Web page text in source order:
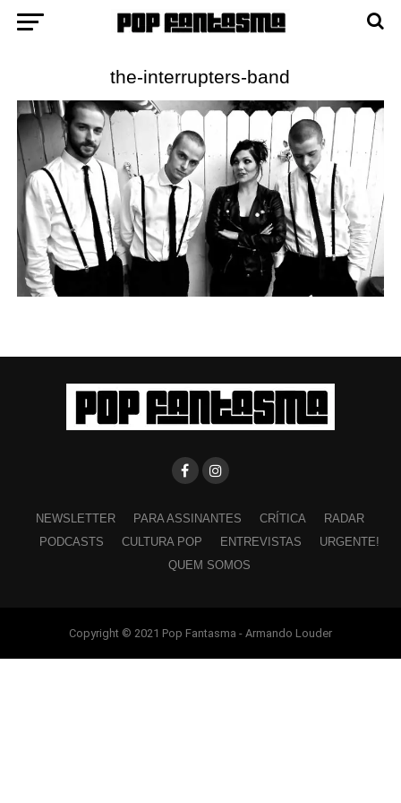
the-interrupters-band
NEWSLETTER PARA ASSINANTES CRÍTICA
RADAR
PODCASTS
CULTURA POP ENTREVISTAS
URGENTE!
QUEM SOMOS
Copyright © 2021 Pop Fantasma - Armando Louder